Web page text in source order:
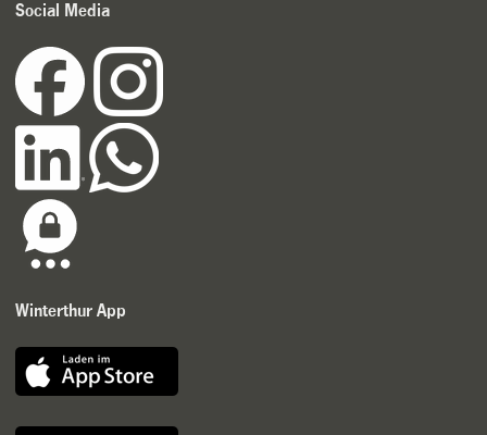
Social Media
Winterthur App